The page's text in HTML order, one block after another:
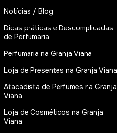
Notícias / Blog
Dicas práticas e Descomplicadas
de Perfumaria
Perfumaria na Granja Viana
Loja de Presentes na Granja Viana
Atacadista de Perfumes na Granja
Viana
Loja de Cosméticos na Granja
Viana